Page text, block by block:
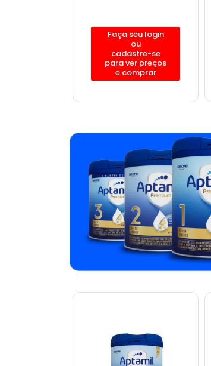
Faça seu login
ou
cadastre-se
para ver preços
e comprar